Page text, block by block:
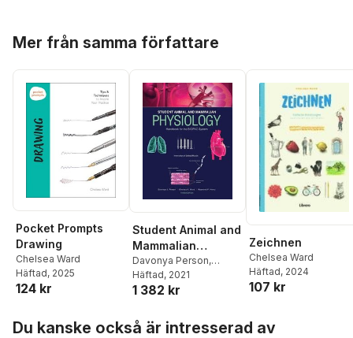
Mer från samma författare
Pocket Prompts
Drawing
Chelsea Ward
Häftad, 2025
124 kr
Student Animal and
Mammalian
Physiology
Handbook for the
BIOPAC System
Davonya Person,
Chelsea Ward
Raymond P Henry
Häftad, 2021
1 382 kr
Zeichnen
Chelsea Ward
Häftad, 2024
107 kr
Du kanske också är intresserad av